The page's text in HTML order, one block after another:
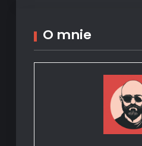
O mnie